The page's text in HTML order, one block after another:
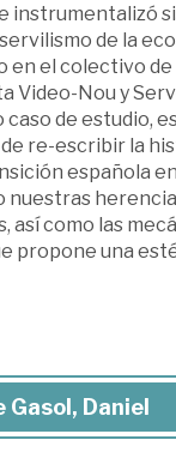
instrumentalizó
de la
en el colectivo
Video-Nou y
caso de estudio,
re-escribir la
española
nuestras
así como las
propone una
Daniel